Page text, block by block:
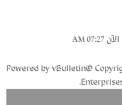
07:27 AM
Powered by vBulletin®